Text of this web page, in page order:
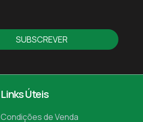
SUBSCREVER
Links Úteis
Condições de Venda